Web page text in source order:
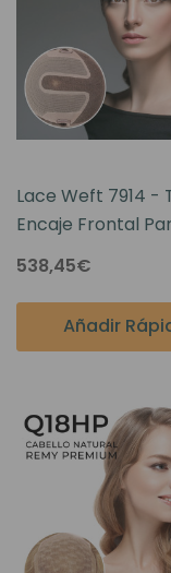
Lace Weft 7914 -
Encaje Frontal
538,45€
Añadir